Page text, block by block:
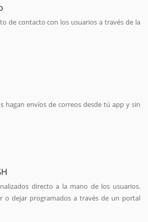
de contacto con los usuarios a través de la
hagan envíos de correos desde tú app y sin
directo a la mano de los usuarios.
o dejar programados a través de un portal